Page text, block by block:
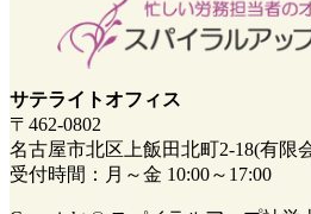
サテライトオフィス
〒462-0802
名古屋市北区上飯田北町2-18(有限
受付時間：月～金 10:00～17:00